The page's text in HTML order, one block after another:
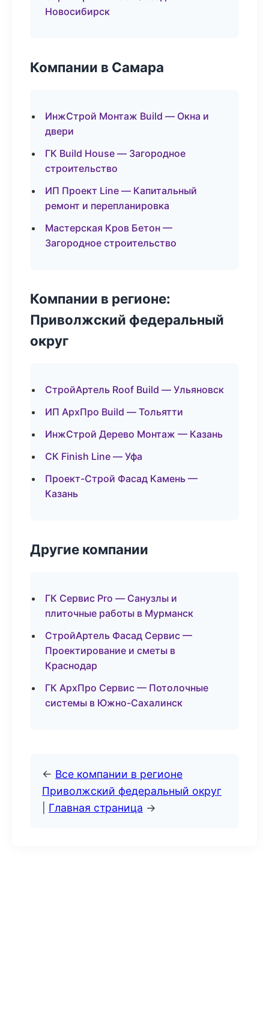
Новосибирск
Компании в Самара
ИнжСтрой Монтаж Build — Окна и
двери
ГК Build House — Загородное
строительство
ИП Проект Line — Капитальный
ремонт и перепланировка
Мастерская Кров Бетон —
Загородное строительство
Компании в регионе:
Приволжский федеральный
округ
СтройАртель Roof Build — Ульяновск
ИП АрхПро Build — Тольятти
ИнжСтрой Дерево Монтаж — Казань
СК Finish Line — Уфа
Проект-Строй Фасад Камень —
Казань
Другие компании
ГК Сервис Pro — Санузлы и
плиточные работы в Мурманск
СтройАртель Фасад Сервис —
Проектирование и сметы в
Краснодар
ГК АрхПро Сервис — Потолочные
системы в Южно-Сахалинск
← Все компании в регионе
Приволжский федеральный округ
Главная страница →